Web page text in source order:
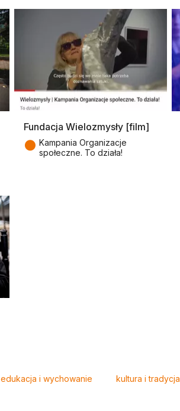
Fundacja Wielozmysły [film]
● Kampania Organizacje
społeczne. To działa!
edukacja i wychowanie kultura i tradycja